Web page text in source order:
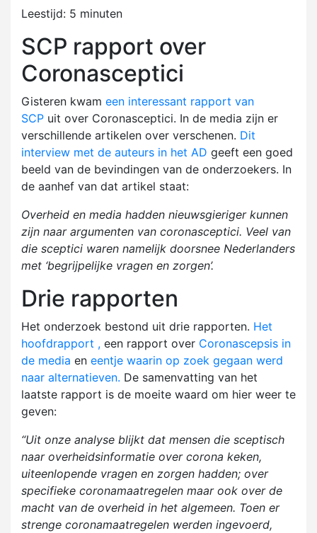
Leestijd: 5 minuten
SCP rapport over
Coronasceptici
Gisteren kwam een interessant rapport van
SCP uit over Coronasceptici. In de media zijn er
verschillende artikelen over verschenen. Dit
interview met de auteurs in het AD geeft een goed
beeld van de bevindingen van de onderzoekers. In
de aanhef van dat artikel staat:
Overheid en media hadden nieuwsgieriger kunnen
zijn naar argumenten van coronasceptici. Veel van
die sceptici waren namelijk doorsnee Nederlanders
met ‘begrijpelijke vragen en zorgen’.
Drie rapporten
Het onderzoek bestond uit drie rapporten. Het
hoofdrapport , een rapport over Coronascepsis in
de media en eentje waarin op zoek gegaan werd
naar alternatieven. De samenvatting van het
laatste rapport is de moeite waard om hier weer te
geven:
“Uit onze analyse blijkt dat mensen die sceptisch
naar overheidsinformatie over corona keken,
uiteenlopende vragen en zorgen hadden; over
specifieke coronamaatregelen maar ook over de
macht van de overheid in het algemeen. Toen er
strenge coronamaatregelen werden ingevoerd,